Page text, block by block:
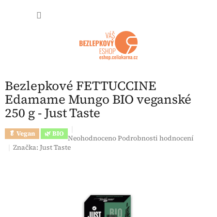
Bezlepkové FETTUCCINE
Edamame Mungo BIO veganské
250 g - Just Taste
🥬 Vegan 🌿 BIO Průměrné hodnocení produktu je 0,0 z 5
NeohodnocenoPodrobnosti hodnocení
Značka:Just Taste